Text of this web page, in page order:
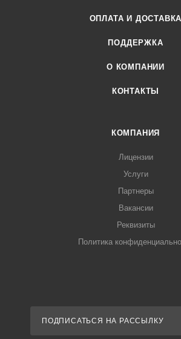
ОПЛАТА И ДОСТАВКА
ПОДДЕРЖКА
О КОМПАНИИ
КОНТАКТЫ
КОМПАНИЯ
Лицензии
Услуги
Партнеры
Вакансии
Реквизиты
Политика
ПОДПИСАТЬСЯ НА РАССЫЛКУ